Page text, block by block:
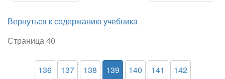
Вернуться к содержанию учебника
Страница 40
136 137 138 139 140 141 142